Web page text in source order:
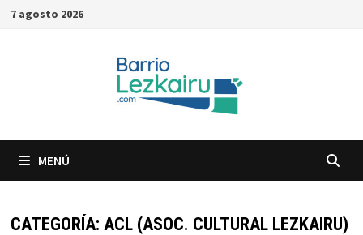
Saltar
7 agosto 2026
MENÚ
CATEGORÍA: ACL (ASOC. CULTURAL LEZKAIRU)